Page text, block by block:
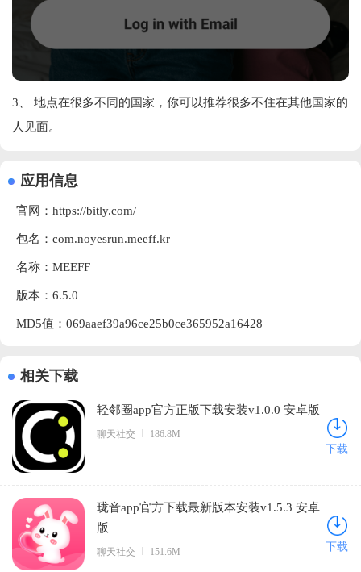
3、 地点在很多不同的国家，你可以推荐很多不住在其他国家的
人见面。
应用信息
官网： https://bitly.com/
包名：com.noyesrun.meeff.kr
名称：MEEFF
版本：6.5.0
MD5值：069aaef39a96ce25b0ce365952a16428
相关下载
轻邻圈app官方正版下载安装v1.0.0 安卓版
聊天社交 186.8M
下载
珑音app官方下载最新版本安装v1.5.3 安卓
版
聊天社交 151.6M 下载